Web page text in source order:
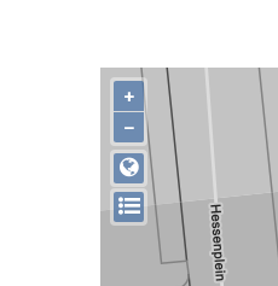
+
−